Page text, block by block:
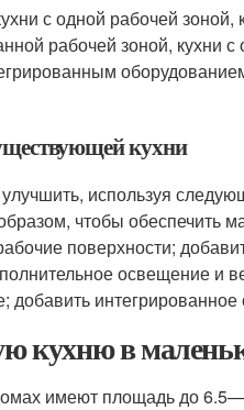
с одной рабочей зоной,
рабочей зоной, кухни с
кухни
используя
чтобы обеспечить
поверхности;
освещение и
кухню в
имеют площадь до